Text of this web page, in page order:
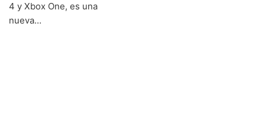
4 y Xbox One, es una
nueva…